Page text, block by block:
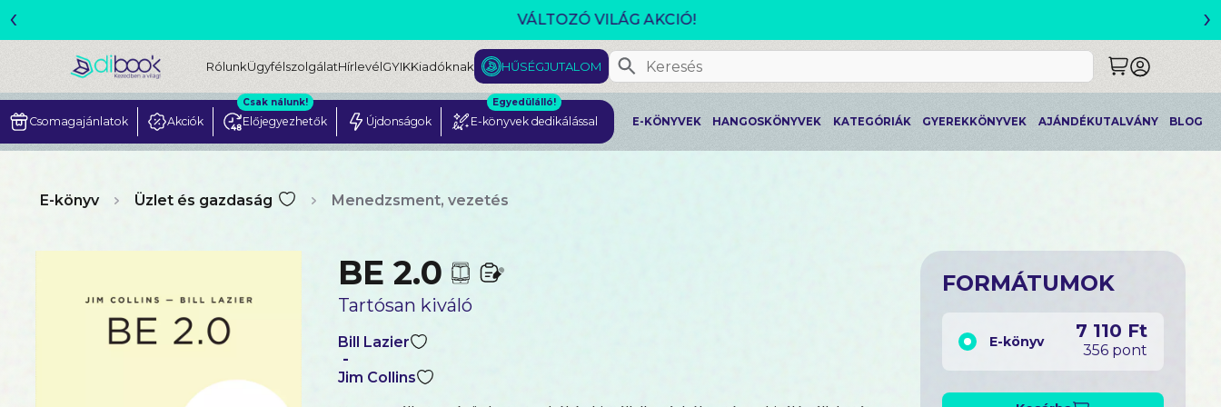
CSOMAGAJÁNLATOK- AKÁR 25% KEDVEZMÉNNYEL!!
‹ ›
RólunkÜgyfélszolgálatHírlevélGYIKKiadóknak HŰSÉGJUTALOM
Csomagajánlatok Akciók Előjegyezhetők
Csak nálunk!
Újdonságok E-könyvek dedikálással
Egyedülálló!
E-KÖNYVEK HANGOSKÖNYVEK KATEGÓRIÁK GYEREKKÖNYVEK AJÁNDÉKUTALVÁNY BLOG
E-könyv Üzlet és gazdaság Menedzsment, vezetés
BE 2.0
Tartósan kiváló
Bill Lazier
-
Jim Collins
FORMÁTUMOK
E-könyv 7 110 Ft
356 pont